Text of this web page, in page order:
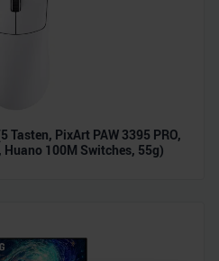
Tasten, PixArt PAW 3395 PRO,
100M Switches, 55g)